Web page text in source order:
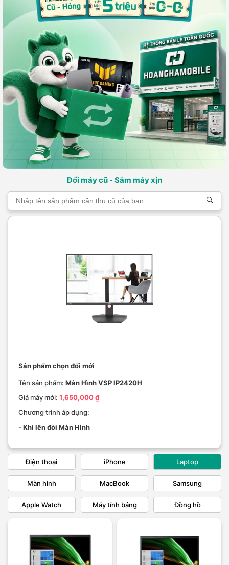
Đổi máy cũ - Sắm máy xịn
Sản phẩm chọn đổi mới
Tên sản phẩm: Màn Hình VSP IP2420H
Giá máy mới: 1,650,000 ₫
Chương trình áp dụng:
- Khi lên đời Màn Hình
Điện thoại iPhone Laptop
Màn hình MacBook Samsung
Apple Watch Máy tính bảng Đồng hồ